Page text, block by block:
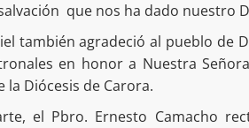
que nos ha dado nuestro
también agradeció al pueblo de
en honor a Nuestra
la Diócesis de Carora.
el Pbro. Ernesto Camacho